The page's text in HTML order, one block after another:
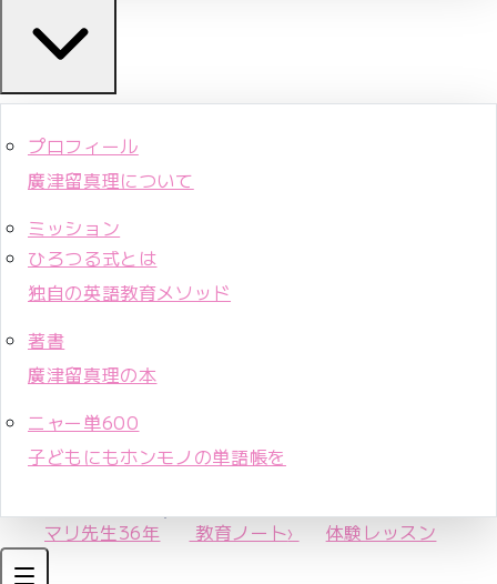
プロフィール
廣津留真理について
ミッション
ひろつる式とは
独自の英語教育メソッド
著書
廣津留真理の本
ニャー単600
子どもにもホンモノの単語帳を
マリ先生36年 教育ノート› 体験レッスン